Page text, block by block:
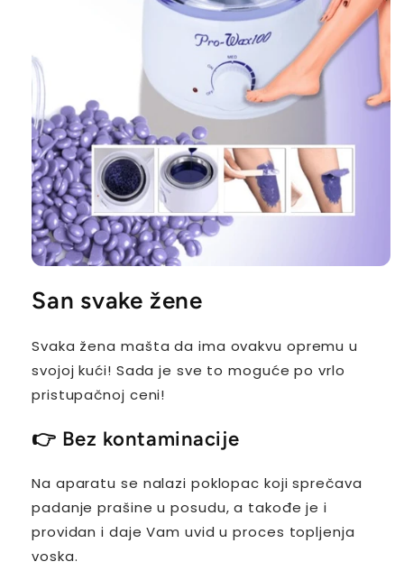
San svake žene
Svaka žena mašta da ima ovakvu opremu u
svojoj kući! Sada je sve to moguće po vrlo
pristupačnoj ceni!
👉 Bez kontaminacije
Na aparatu se nalazi poklopac koji sprečava
padanje prašine u posudu, a takođe je i
providan i daje Vam uvid u proces topljenja
voska.